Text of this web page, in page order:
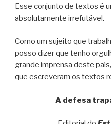
Esse conjunto de textos é
absolutamente irrefutável.
Como um sujeito que
posso dizer que tenho
grande imprensa deste
que escreveram os textos
A defesa